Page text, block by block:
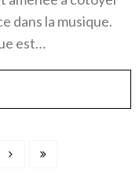
dans la musique.
est…